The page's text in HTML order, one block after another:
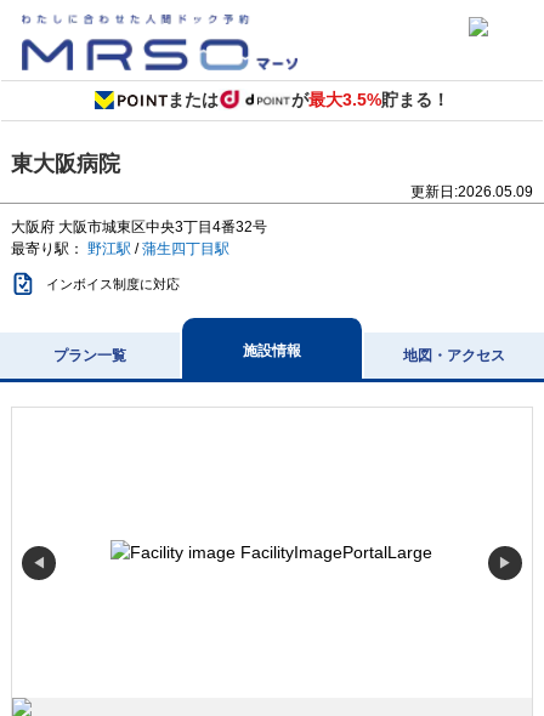
または が最大3.5%貯まる！
東大阪病院
更新日:2026.05.09
大阪府 大阪市城東区中央3丁目4番32号
最寄り駅： 野江駅 /蒲生四丁目駅
インボイス制度に対応
プラン一覧 施設情報 地図・アクセス
◀ ▶